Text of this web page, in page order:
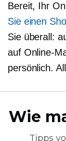
Bereit, Ihr
Sie einen
Sie überall:
auf Online-
persönlich.
Wie
Tipps